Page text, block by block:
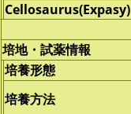
Cellosaurus(Expasy)
培地・試薬情報
培養形態
培養方法